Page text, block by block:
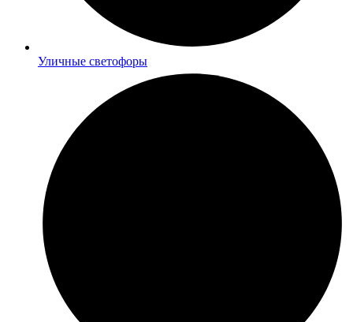
Уличные светофоры